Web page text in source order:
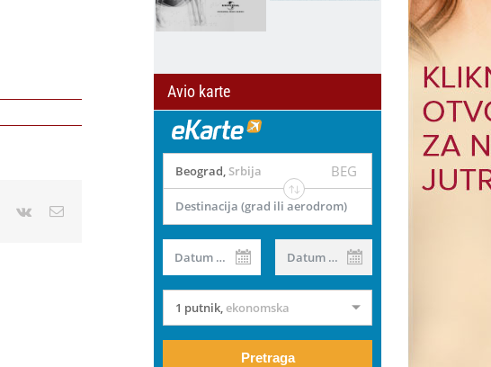
Pinterest
Vk Email
Avio karte
Beograd, Srbija BEG
Destinacija (grad ili aerodrom)
Datum od Datum do
1 putnik,ekonomska
Pretraga